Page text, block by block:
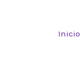
Inicio